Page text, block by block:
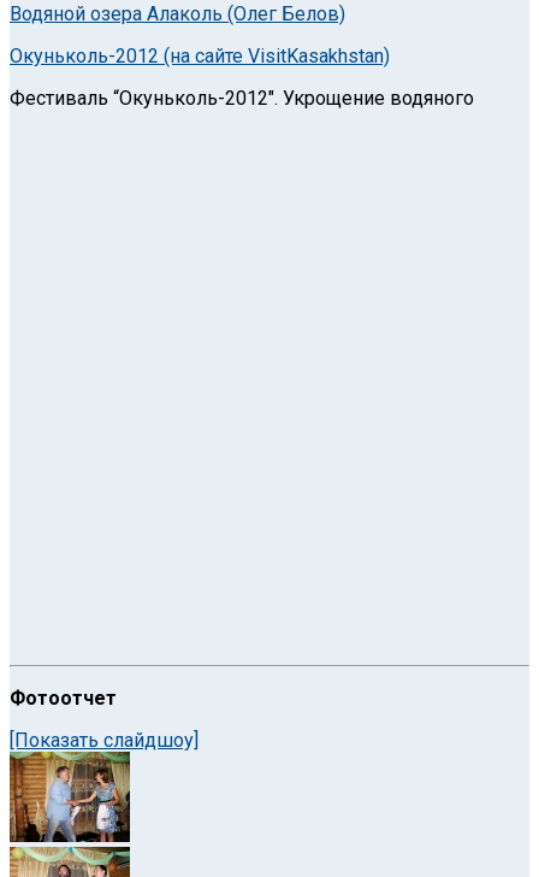
Водяной озера Алаколь (Олег Белов)
Окуньколь-2012 (на сайте VisitKasakhstan)
Фестиваль “Окуньколь-2012″. Укрощение водяного
Фотоотчет
[Показать слайдшоу]